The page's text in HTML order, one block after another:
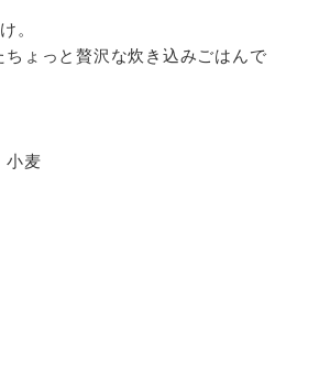
。
ょっと贅沢な炊き込みごはんで
小麦